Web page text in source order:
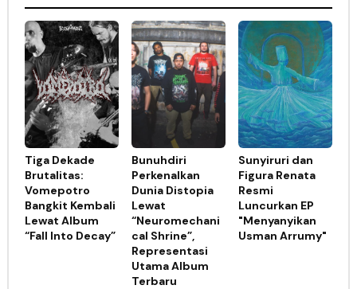
Tiga Dekade
Brutalitas:
Vomepotro
Bangkit Kembali
Lewat Album
“Fall Into Decay”
Bunuhdiri
Perkenalkan
Dunia Distopia
Lewat
“Neuromechani
cal Shrine”,
Representasi
Utama Album
Terbaru
Sunyiruri dan
Figura Renata
Resmi
Luncurkan EP
"Menyanyikan
Usman Arrumy"